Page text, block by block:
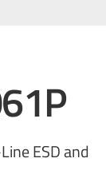
ESD and